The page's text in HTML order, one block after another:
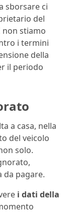
sborsare ci
del
non stiamo
i termini
della
il periodo
a casa, nella
del veicolo
solo.
da pagare.
i dati della